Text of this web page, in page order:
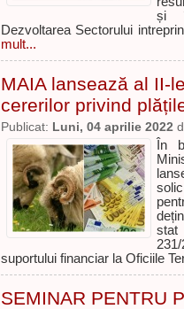
și
Dezvoltarea Sectorului
mult...
MAIA lansează al II-
cererilor privind
Publicat: Luni, 04 aprilie 2022
În
suportului financiar la Oficiile
SEMINAR PENTRU